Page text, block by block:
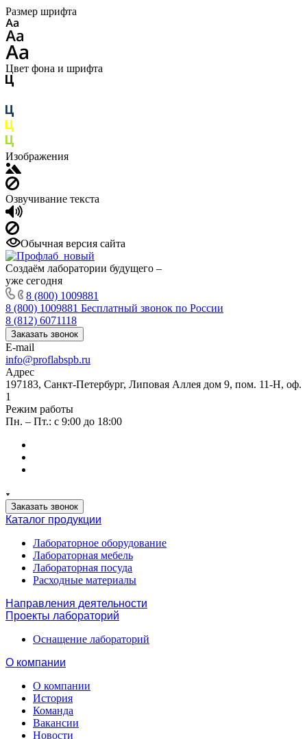
Размер шрифта
Цвет фона и шрифта
Изображения
Озвучивание текста
Обычная версия сайта
Создаём лаборатории будущего –
уже сегодня
8 (800) 1009881
8 (800) 1009881 Бесплатный звонок по России
8 (812) 6071118
Заказать звонок
E-mail
info@proflabspb.ru
Адрес
197183, Санкт-Петербург, Липовая Аллея дом 9, пом. 11-Н, оф.
1
Режим работы
Пн. – Пт.: с 9:00 до 18:00
Заказать звонок
Каталог продукции
Лабораторное оборудование
Лабораторная мебель
Лабораторная посуда
Расходные материалы
Направления деятельности
Проекты лабораторий
Оснащение лабораторий
О компании
О компании
История
Команда
Вакансии
Новости